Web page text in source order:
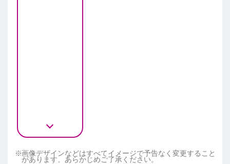
画像デザインなどはすべてイメージで予告なく変更すること
があります。あらかじめご了承ください。